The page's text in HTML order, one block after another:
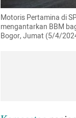
Motoris Pertamina di
mengantarkan BBM
Bogor, Jumat (5/4/